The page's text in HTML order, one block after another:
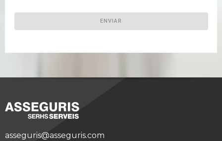
ENVIAR
asseguris@asseguris.com